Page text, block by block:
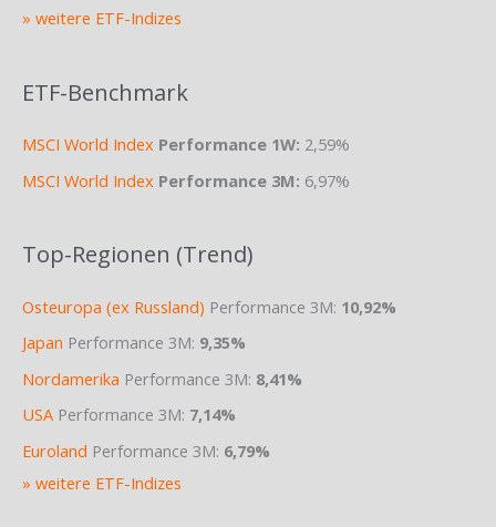
» weitere ETF-Indizes
ETF-Benchmark
MSCI World Index Performance 1W: 2,59%
MSCI World Index Performance 3M: 6,97%
Top-Regionen (Trend)
Osteuropa (ex Russland) Performance 3M: 10,92%
Japan Performance 3M: 9,35%
Nordamerika Performance 3M: 8,41%
USA Performance 3M: 7,14%
Euroland Performance 3M: 6,79%
» weitere ETF-Indizes